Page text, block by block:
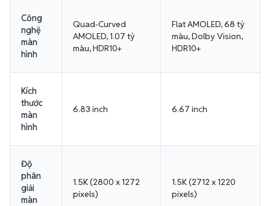
Công
nghệ
màn
hình
Quad-Curved
AMOLED, 1.07 tỷ
màu, HDR10+
Flat AMOLED, 68 tỷ
màu, Dolby Vision,
HDR10+
Kích
thước
màn
hình
6.83 inch 6.67 inch
Độ
phân
giải
màn
1.5K (2800 x 1272
pixels)
1.5K (2712 x 1220
pixels)